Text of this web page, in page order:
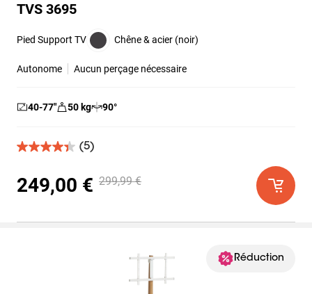
TVS 3695
Pied Support TV Chêne & acier (noir)
Autonome Aucun perçage nécessaire
40-77″ 50 kg 90°
(5)
4.4
5
étoiles.
avis
249,00 € 299,99 €
Réduction